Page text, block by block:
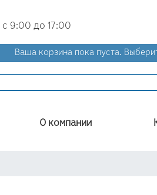
9:00 до 17:00
Ваша корзина пока пуста.
О компании